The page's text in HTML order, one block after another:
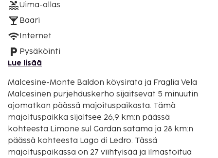
Uima-allas
Baari
Internet
Pysäköinti
Lue lisää
Malcesine-Monte Baldon köysirata ja Fraglia Vela
Malcesinen purjehduskerho sijaitsevat 5 minuutin
ajomatkan päässä majoituspaikasta. Tämä
majoituspaikka sijaitsee 26,9 km:n päässä
kohteesta Limone sul Gardan satama ja 28 km:n
päässä kohteesta Lago di Ledro. Tässä
majoituspaikassa on 27 viihtyisää ja ilmastoitua